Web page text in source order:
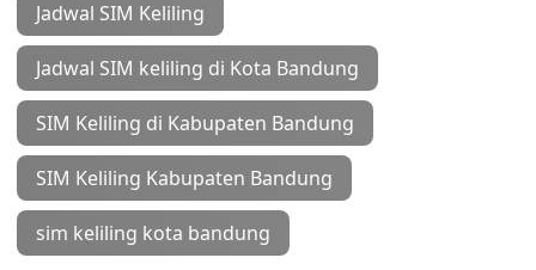
Jadwal SIM Keliling
Jadwal SIM keliling di Kota Bandung
SIM Keliling di Kabupaten Bandung
SIM Keliling Kabupaten Bandung
sim keliling kota bandung